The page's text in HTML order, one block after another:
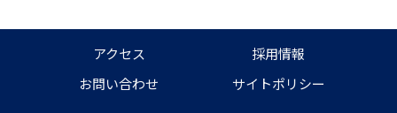
アクセス
採用情報
お問い合わせ
サイトポリシー